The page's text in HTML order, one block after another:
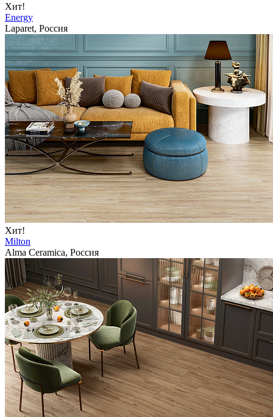
Хит!
Energy
Laparet, Россия
Хит!
Milton
Alma Ceramica, Россия